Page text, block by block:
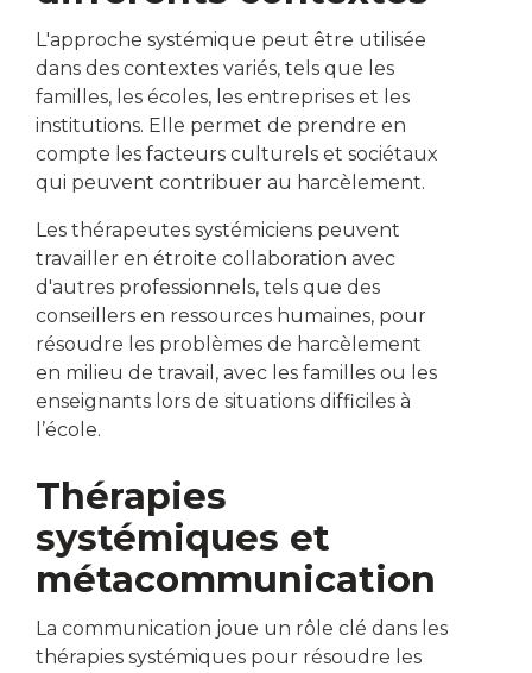
L'approche systémique peut être utilisée
dans des contextes variés, tels que les
familles, les écoles, les entreprises et les
institutions. Elle permet de prendre en
compte les facteurs culturels et sociétaux
qui peuvent contribuer au harcèlement.
Les thérapeutes systémiciens peuvent
travailler en étroite collaboration avec
d'autres professionnels, tels que des
conseillers en ressources humaines, pour
résoudre les problèmes de harcèlement
en milieu de travail, avec les familles ou les
enseignants lors de situations difficiles à
l’école.
Thérapies
systémiques et
métacommunication
La communication joue un rôle clé dans les
thérapies systémiques pour résoudre les